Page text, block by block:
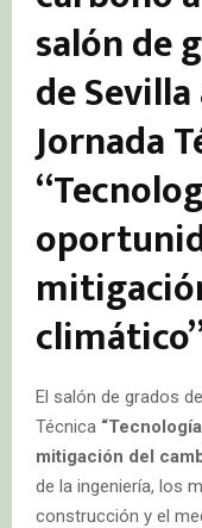
salón de
de
Jornada
El salón de grados
Técnica
mitigación del
de la ingeniería, los
construcción y el